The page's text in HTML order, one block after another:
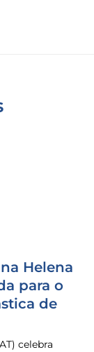
Helena
para o
de
celebra